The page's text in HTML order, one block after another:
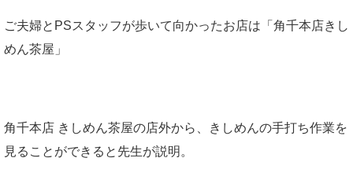
ご夫婦とPSスタッフが歩いて向かったお店は「角千本店きし
めん茶屋」
角千本店 きしめん茶屋の店外から、きしめんの手打ち作業を
見ることができると先生が説明。